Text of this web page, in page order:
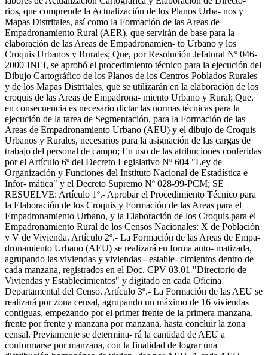
rios, que comprende la Actualización de los Planos Urba- nos y
Mapas Distritales, así como la Formación de las Areas de
Empadronamiento Rural (AER), que servirán de base para la
elaboración de las Areas de Empadronamien- to Urbano y los
Croquis Urbanos y Rurales; Que, por Resolución Jefatural Nº 046-
2000-INEI, se aprobó el procedimiento técnico para la ejecución del
Dibujo Cartográfico de los Planos de los Centros Poblados Rurales
y de los Mapas Distritales, que se utilizarán en la elaboración de los
croquis de las Areas de Empadrona- miento Urbano y Rural; Que,
en consecuencia es necesario dictar las normas técnicas para la
ejecución de la tarea de Segmentación, para la Formación de las
Areas de Empadronamiento Urbano (AEU) y el dibujo de Croquis
Urbanos y Rurales, necesarios para la asignación de las cargas de
trabajo del personal de campo; En uso de las atribuciones conferidas
por el Artículo 6º del Decreto Legislativo Nº 604 "Ley de
Organización y Funciones del Instituto Nacional de Estadística e
Infor- mática" y el Decreto Supremo Nº 028-99-PCM; SE
RESUELVE: Artículo 1º.- Aprobar el Procedimiento Técnico para
la Elaboración de los Croquis y Formación de las Areas para el
Empadronamiento Urbano, y la Elaboración de los Croquis para el
Empadronamiento Rural de los Censos Nacionales: X de Población
y V de Vivienda. Artículo 2º.- La Formación de las Areas de Empa-
dronamiento Urbano (AEU) se realizará en forma auto- matizada,
agrupando las viviendas y viviendas - estable- cimientos dentro de
cada manzana, registrados en el Doc. CPV 03.01 "Directorio de
Viviendas y Establecimientos" y digitado en cada Oficina
Departamental del Censo. Artículo 3º.- La Formación de las AEU se
realizará por zona censal, agrupando un máximo de 16 viviendas
contiguas, empezando por el primer frente de la primera manzana,
frente por frente y manzana por manzana, hasta concluir la zona
censal. Previamente se determina- rá la cantidad de AEU a
conformarse por manzana, con la finalidad de lograr una